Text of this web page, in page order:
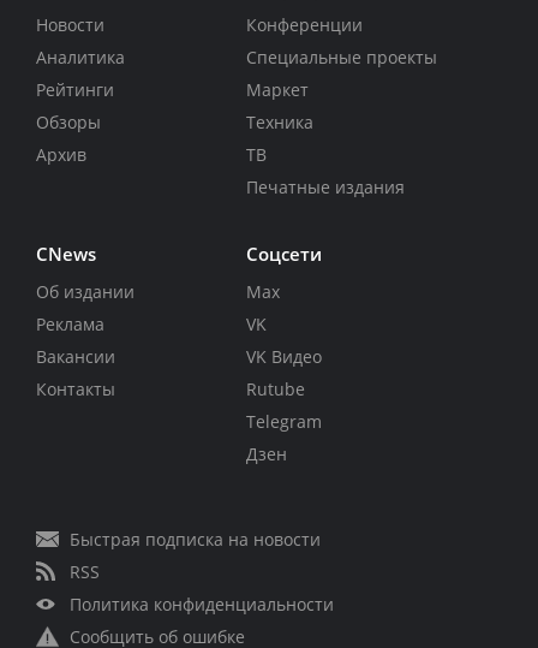
Новости
Аналитика
Рейтинги
Обзоры
Архив
Конференции
Специальные проекты
Маркет
Техника
ТВ
Печатные издания
CNews
Об издании
Реклама
Вакансии
Контакты
Соцсети
Max
VK
VK Видео
Rutube
Telegram
Дзен
Быстрая подписка на новости
RSS
Политика конфиденциальности
Сообщить об ошибке